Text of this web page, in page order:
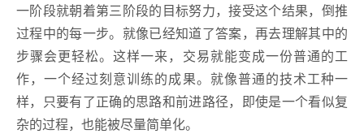
一阶段就朝着第三阶段的目标努力，接受这个结果，倒推
过程中的每一步。就像已经知道了答案，再去理解其中的
步骤会更轻松。这样一来，交易就能变成一份普通的工
作，一个经过刻意训练的成果。就像普通的技术工种一
样，只要有了正确的思路和前进路径，即使是一个看似复
杂的过程，也能被尽量简单化。